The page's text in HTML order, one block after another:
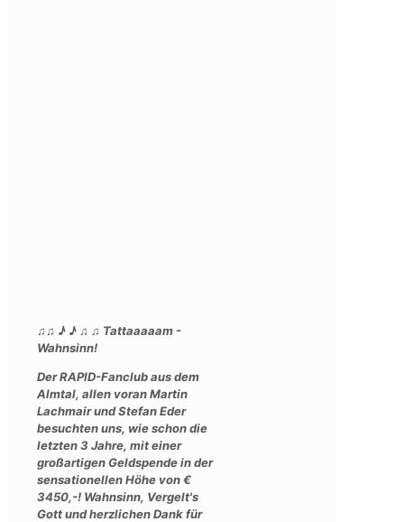
♫♫ ♪ ♪ ♫ ♫ Tattaaaaam -
Wahnsinn!
Der RAPID-Fanclub aus dem
Almtal, allen voran Martin
Lachmair und Stefan Eder
besuchten uns, wie schon die
letzten 3 Jahre, mit einer
großartigen Geldspende in der
sensationellen Höhe von €
3450,-! Wahnsinn, Vergelt's
Gott und herzlichen Dank für